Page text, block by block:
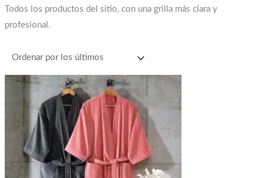
Todos los productos del sitio, con una grilla más clara y
profesional.